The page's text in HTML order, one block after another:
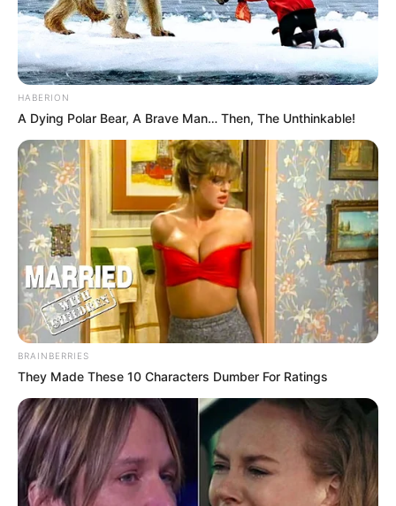
HABERION
A Dying Polar Bear, A Brave Man… Then, The Unthinkable!
BRAINBERRIES
They Made These 10 Characters Dumber For Ratings